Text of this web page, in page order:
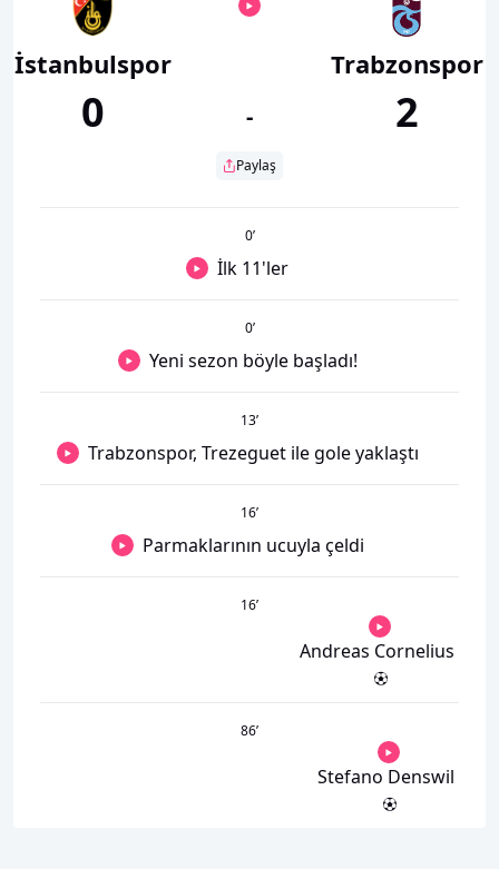
İstanbulspor
0 -
Paylaş
Trabzonspor
2
0’
İlk 11'ler
0’
Yeni sezon böyle başladı!
13’
Trabzonspor, Trezeguet ile gole yaklaştı
16’
Parmaklarının ucuyla çeldi
16’
Andreas Cornelius
86’
Stefano Denswil